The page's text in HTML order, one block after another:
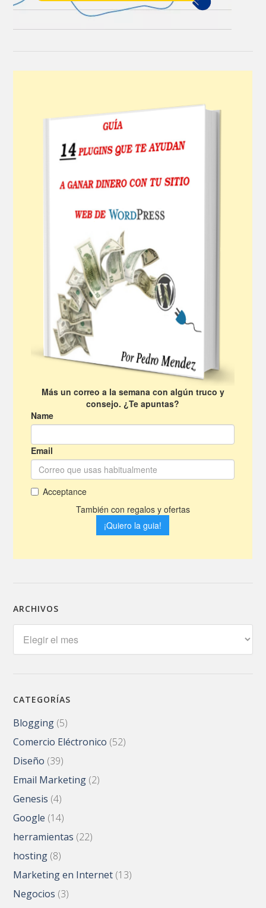
ARCHIVOS
CATEGORÍAS
Blogging (5)
Comercio Eléctronico (52)
Diseño (39)
Email Marketing (2)
Genesis (4)
Google (14)
herramientas (22)
hosting (8)
Marketing en Internet (13)
Negocios (3)